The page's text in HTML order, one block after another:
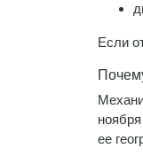
Если
ее